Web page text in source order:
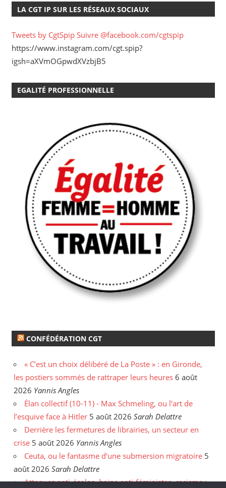
LA CGT IP SUR LES RÉSEAUX SOCIAUX
Tweets by CgtSpip Suivre @facebook.com/cgtspip
https://www.instagram.com/cgt.spip?
igsh=aXVmOGpwdXVzbjB5
EGALITÉ PROFESSIONNELLE
CONFÉDÉRATION CGT
« C’est un choix délibéré de La Poste » : en Gironde,
les postiers sommés de rattraper leurs heures 6 août
2026 Yannis Angles
Élan collectif (10-11) - Max Schmeling, ou l’art de
l’esquive face à Hitler 5 août 2026 Sarah Delattre
Derrière les fermetures de librairies, un secteur en
crise 5 août 2026 Yannis Angles
Ceuta, ou le fantasme d'une submersion migratoire 5
août 2026 Sarah Delattre
Attaques anti-écolos, haine anti-féministes, racisme :